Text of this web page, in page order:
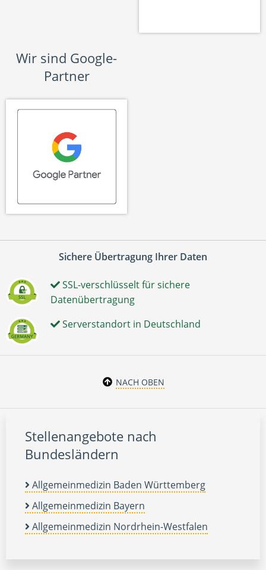
Wir sind Google-
Partner
Sichere Übertragung Ihrer Daten
SSL-verschlüsselt für sichere
Datenübertragung
Serverstandort in Deutschland
NACH OBEN
Stellenangebote nach
Bundesländern
Allgemeinmedizin Baden Württemberg
Allgemeinmedizin Bayern
Allgemeinmedizin Nordrhein-Westfalen